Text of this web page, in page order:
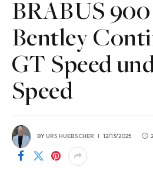
BRABUS 900
Bentley
GT Speed
Speed
BYURS HUEBSCHER 12/13/2025